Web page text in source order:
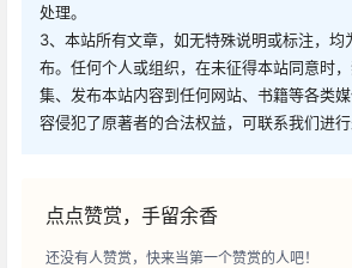
处理。
3、本站所有文章，如无特殊说明或标注，均
布。任何个人或组织，在未征得本站同意时
集、发布本站内容到任何网站、书籍等各类
容侵犯了原著者的合法权益，可联系我们进行
点点赞赏，手留余香
还没有人赞赏，快来当第一个赞赏的人吧！